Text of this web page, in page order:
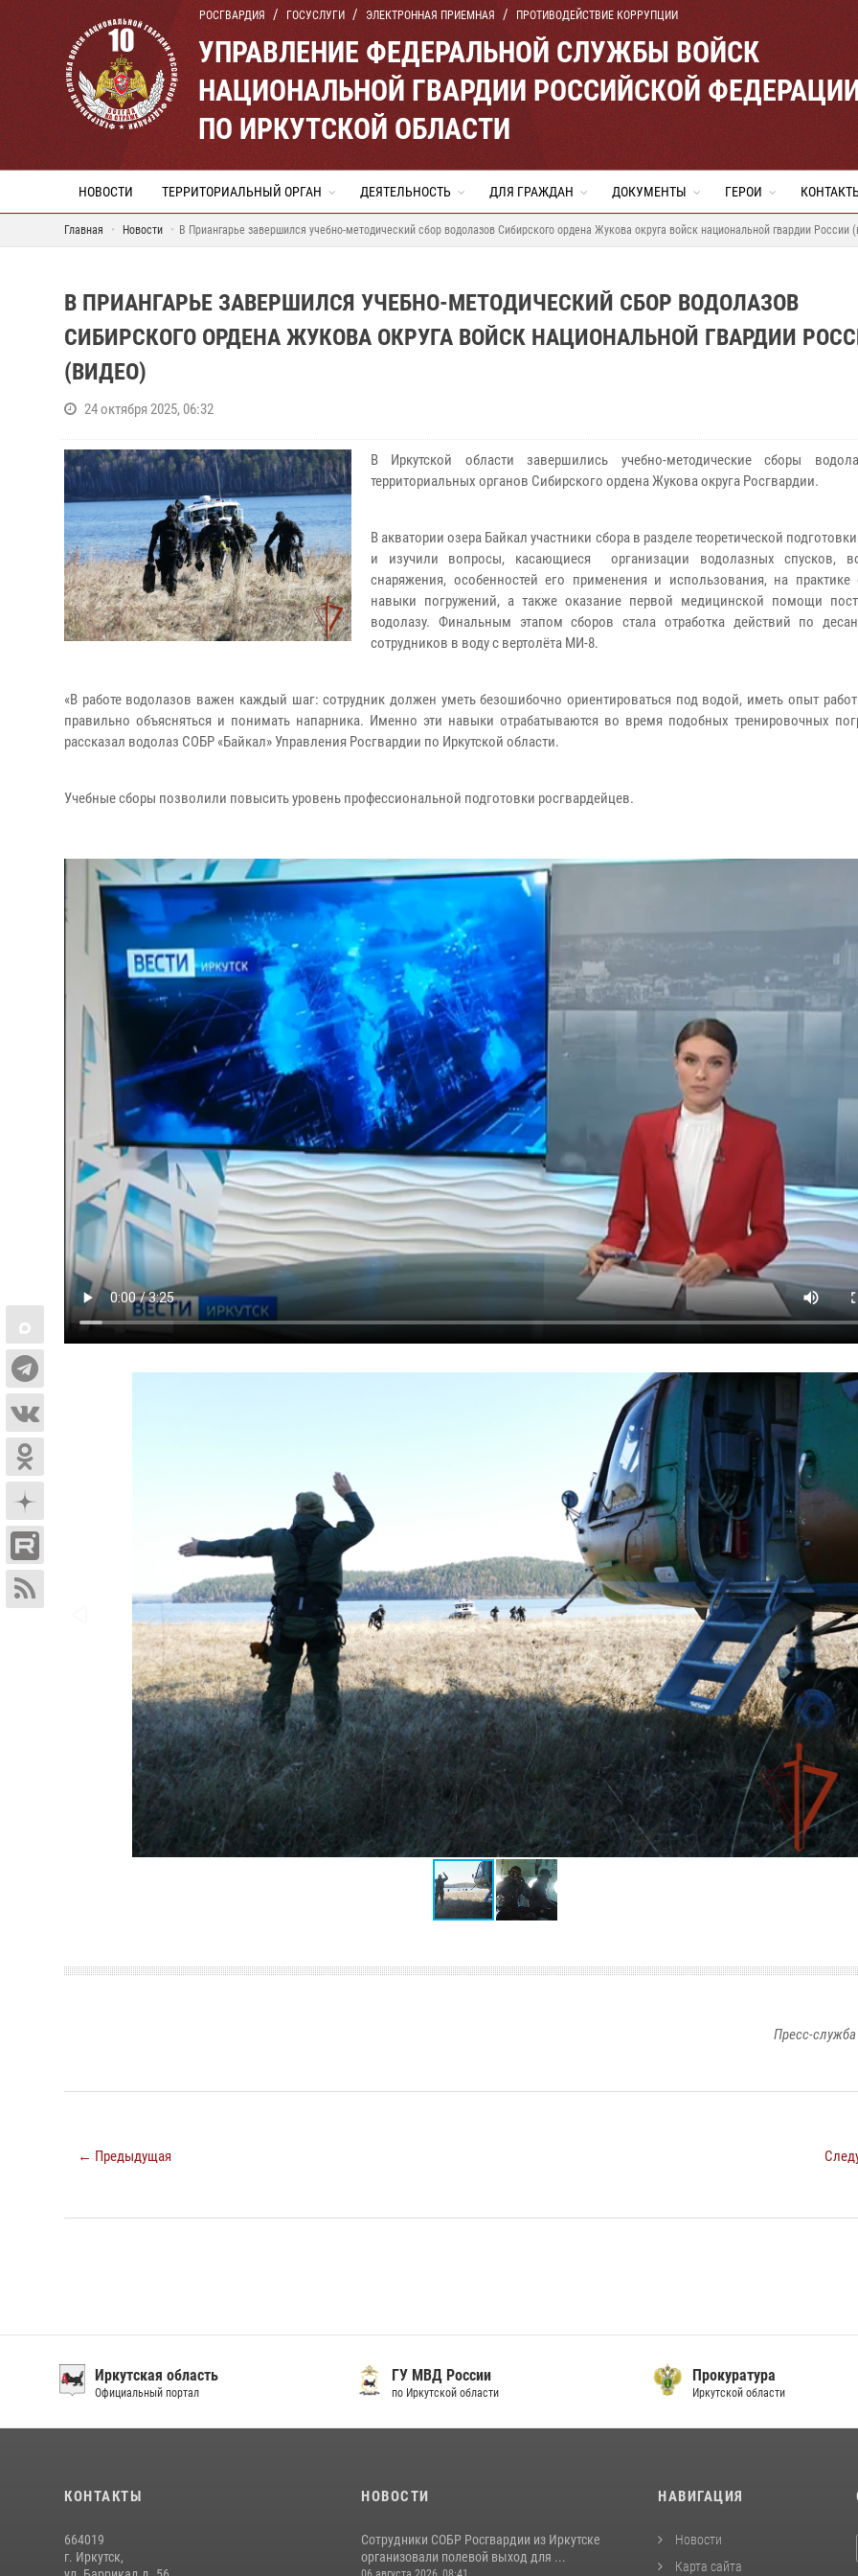
РОСГВАРДИЯ ГОСУСЛУГИ ЭЛЕКТРОННАЯ ПРИЕМНАЯ ПРОТИВОДЕЙСТВИЕ КОРРУПЦИИ
УПРАВЛЕНИЕ ФЕДЕРАЛЬНОЙ СЛУЖБЫ ВОЙСК
НАЦИОНАЛЬНОЙ ГВАРДИИ РОССИЙСКОЙ
ПО ИРКУТСКОЙ ОБЛАСТИ
НОВОСТИ ТЕРРИТОРИАЛЬНЫЙ ОРГАН ДЕЯТЕЛЬНОСТЬ ДЛЯ ГРАЖДАН ДОКУМЕНТЫ ГЕРОИ
Главная Новости В Приангарье завершился учебно-методический сбор водолазов Сибирского ордена Жукова округа войск национальной гвардии России
В ПРИАНГАРЬЕ ЗАВЕРШИЛСЯ УЧЕБНО-МЕТОДИЧЕСКИЙ СБОР ВОДОЛАЗОВ
СИБИРСКОГО ОРДЕНА ЖУКОВА ОКРУГА ВОЙСК НАЦИОНАЛЬНОЙ ГВАРДИИ
(ВИДЕО)
24 октября 2025, 06:32
В Иркутской области завершились учебно-методические сборы
территориальных органов Сибирского ордена Жукова округа Росгвардии.
В акватории озера Байкал участники сбора в разделе теоретической
и изучили вопросы, касающиеся организации водолазных спусков,
снаряжения, особенностей его применения и использования, на практике
навыки погружений, а также оказание первой медицинской помощи
водолазу. Финальным этапом сборов стала отработка действий по
сотрудников в воду с вертолёта МИ-8.
«В работе водолазов важен каждый шаг: сотрудник должен уметь безошибочно ориентироваться под водой, иметь опыт
правильно объясняться и понимать напарника. Именно эти навыки отрабатываются во время подобных тренировочных
рассказал водолаз СОБР «Байкал» Управления Росгвардии по Иркутской области.
Учебные сборы позволили повысить уровень профессиональной подготовки росгвардейцев.
Пресс-служба
← Предыдущая
Иркутская область
Официальный портал
ГУ МВД России
по Иркутской области
Прокуратура
Иркутской области
КОНТАКТЫ
664019
г. Иркутск,
НОВОСТИ
Сотрудники СОБР Росгвардии из Иркутске
организовали полевой выход для ...
НАВИГАЦИЯ
Новости
Карта сайта